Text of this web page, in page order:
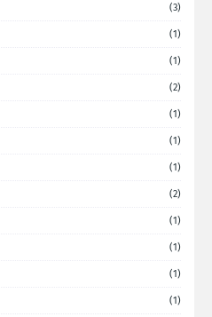
(3)
(1)
(1)
(2)
(1)
(1)
(1)
(2)
(1)
(1)
(1)
(1)